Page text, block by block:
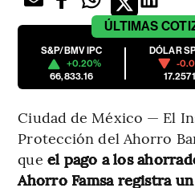
ÚLTIMAS
S&P/BMV IPC
+0.20%
66,833.16
DÓLAR
-
17.2571
Ciudad de México — El
Protección del Ahorro
que el pago a los
Ahorro Famsa registra